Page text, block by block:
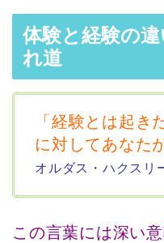
体験と経験の
れ道
「経験とは起き
に対してあなた
オルダス・ハクスリ
この言葉には深い